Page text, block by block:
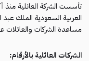
تأسست الشركة العائلية
العربية السعودية الملك
مساعدة الشركات والعائلات
الشركات العائلية بالأرقام: